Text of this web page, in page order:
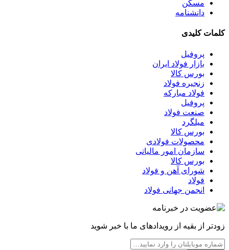
مسکن
دانشنامه
کلمات کلیدی
پروفیل
بازار فولاد ایران
بورس کالا
زنجیره فولاد
فولاد مبارکه
پروفیل
صنعت فولاد
میلگرد
بورس کالا
محصولات فولادی
سازمان امور مالیاتی
بورس کالا
شورای آهن و فولاد
فولاد
انجمن جهانی فولاد
زودتر از بقیه از رویدادهای ما با خبر شوید